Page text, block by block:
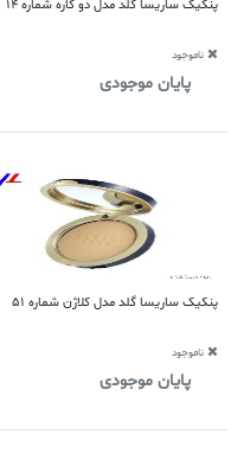
پنکیک ساریسا گلد مدل دو کاره شماره 14
ناموجود
پایان موجودی
پنکیک ساریسا گلد مدل کلاژن شماره 51
ناموجود
پایان موجودی